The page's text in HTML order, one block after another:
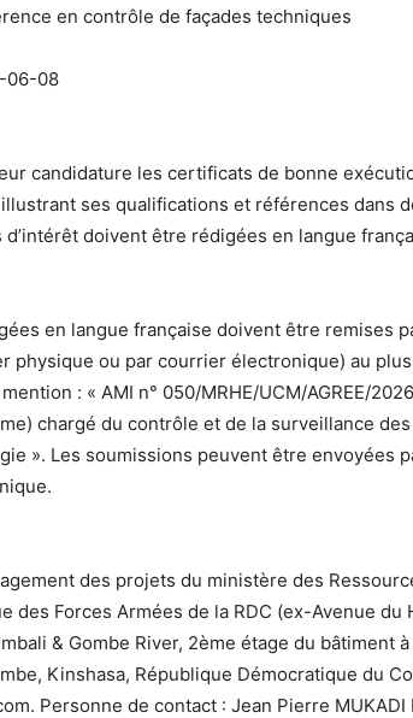
en contrôle de façades techniques
06-08
candidature les certificats de bonne
ses qualifications et références dans
doivent être rédigées en langue
en langue française doivent être remises
physique ou par courrier électronique) au
: « AMI n° 050/MRHE/UCM/AGREE/
chargé du contrôle et de la surveillance
». Les soumissions peuvent être envoyées
des projets du ministère des
des Forces Armées de la RDC (ex-Avenue du
& Gombe River, 2ème étage du bâtiment à
Kinshasa, République Démocratique du
Personne de contact : Jean Pierre MUKADI